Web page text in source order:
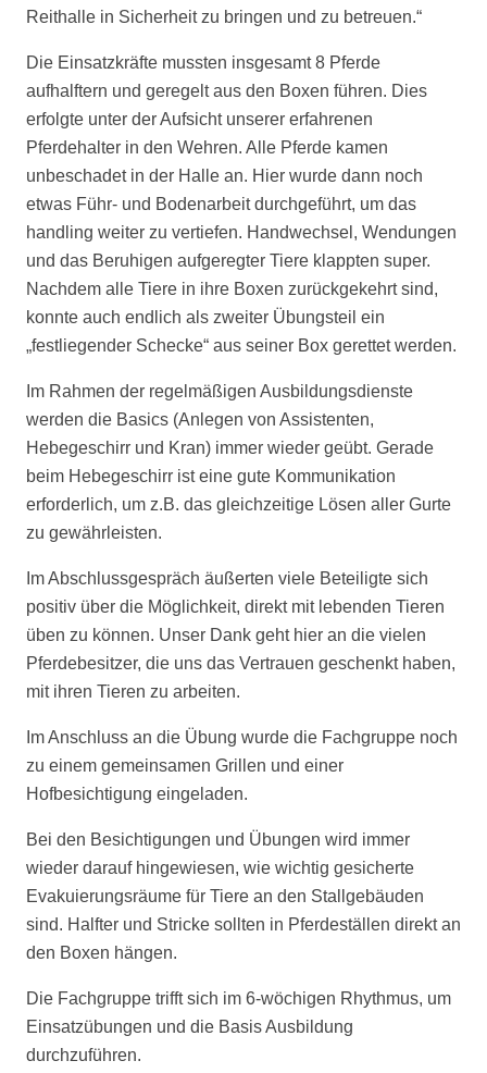
Reithalle in Sicherheit zu bringen und zu betreuen.“
Die Einsatzkräfte mussten insgesamt 8 Pferde
aufhalftern und geregelt aus den Boxen führen. Dies
erfolgte unter der Aufsicht unserer erfahrenen
Pferdehalter in den Wehren. Alle Pferde kamen
unbeschadet in der Halle an. Hier wurde dann noch
etwas Führ- und Bodenarbeit durchgeführt, um das
handling weiter zu vertiefen. Handwechsel, Wendungen
und das Beruhigen aufgeregter Tiere klappten super.
Nachdem alle Tiere in ihre Boxen zurückgekehrt sind,
konnte auch endlich als zweiter Übungsteil ein
„festliegender Schecke“ aus seiner Box gerettet werden.
Im Rahmen der regelmäßigen Ausbildungsdienste
werden die Basics (Anlegen von Assistenten,
Hebegeschirr und Kran) immer wieder geübt. Gerade
beim Hebegeschirr ist eine gute Kommunikation
erforderlich, um z.B. das gleichzeitige Lösen aller Gurte
zu gewährleisten.
Im Abschlussgespräch äußerten viele Beteiligte sich
positiv über die Möglichkeit, direkt mit lebenden Tieren
üben zu können. Unser Dank geht hier an die vielen
Pferdebesitzer, die uns das Vertrauen geschenkt haben,
mit ihren Tieren zu arbeiten.
Im Anschluss an die Übung wurde die Fachgruppe noch
zu einem gemeinsamen Grillen und einer
Hofbesichtigung eingeladen.
Bei den Besichtigungen und Übungen wird immer
wieder darauf hingewiesen, wie wichtig gesicherte
Evakuierungsräume für Tiere an den Stallgebäuden
sind. Halfter und Stricke sollten in Pferdeställen direkt an
den Boxen hängen.
Die Fachgruppe trifft sich im 6-wöchigen Rhythmus, um
Einsatzübungen und die Basis Ausbildung
durchzuführen.